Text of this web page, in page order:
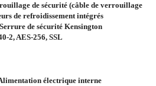
de sécurité (câble de verrouillage
de refroidissement intégrés
de sécurité Kensington
2, AES-256, SSL
électrique interne